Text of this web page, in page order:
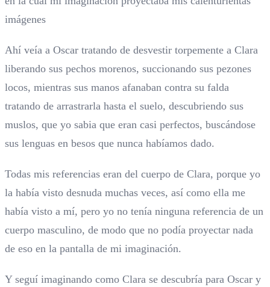
imágenes
Ahí veía a Oscar tratando de desvestir torpemente a Clara
liberando sus pechos morenos, succionando sus pezones
locos, mientras sus manos afanaban contra su falda
tratando de arrastrarla hasta el suelo, descubriendo sus
muslos, que yo sabia que eran casi perfectos, buscándose
sus lenguas en besos que nunca habíamos dado.
Todas mis referencias eran del cuerpo de Clara, porque yo
la había visto desnuda muchas veces, así como ella me
había visto a mí, pero yo no tenía ninguna referencia de un
cuerpo masculino, de modo que no podía proyectar nada
de eso en la pantalla de mi imaginación.
Y seguí imaginando como Clara se descubría para Oscar y